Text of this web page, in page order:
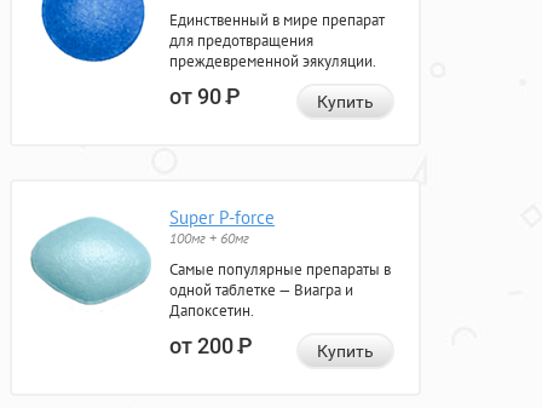
Единственный в мире препарат
для предотвращения
преждевременной эякуляции.
от 90Р Купить
Super P-force
100мг + 60мг
Самые популярные препараты в
одной таблетке — Виагра и
Дапоксетин.
от 200Р Купить